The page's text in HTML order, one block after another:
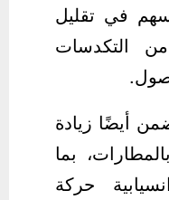
في تقليل
التكدسات
أيضًا زيادة
بما
حركة